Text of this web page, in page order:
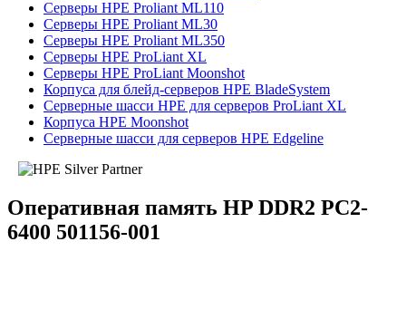
Серверы HPE Proliant ML110
Серверы HPE Proliant ML30
Серверы HPE Proliant ML350
Серверы HPE ProLiant XL
Серверы HPE ProLiant Moonshot
Корпуса для блейд-серверов HPE BladeSystem
Серверные шасси HPE для серверов ProLiant XL
Корпуса HPE Moonshot
Серверные шасси для серверов HPE Edgeline
Оперативная память HP DDR2 PC2-
6400 501156-001